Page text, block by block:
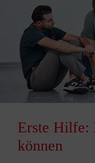
Erste Hilfe:
können